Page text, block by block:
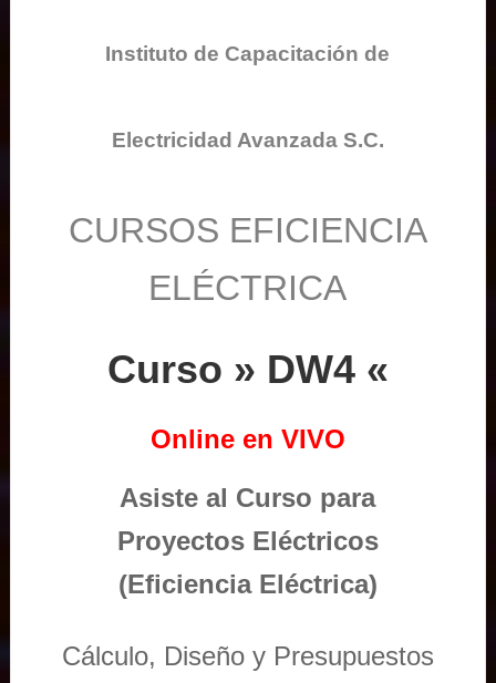
Instituto de Capacitación de
Electricidad Avanzada S.C.
CURSOS EFICIENCIA
ELÉCTRICA
Curso » DW4 «
Online en VIVO
Asiste al Curso para
Proyectos Eléctricos
(Eficiencia Eléctrica)
Cálculo, Diseño y Presupuestos